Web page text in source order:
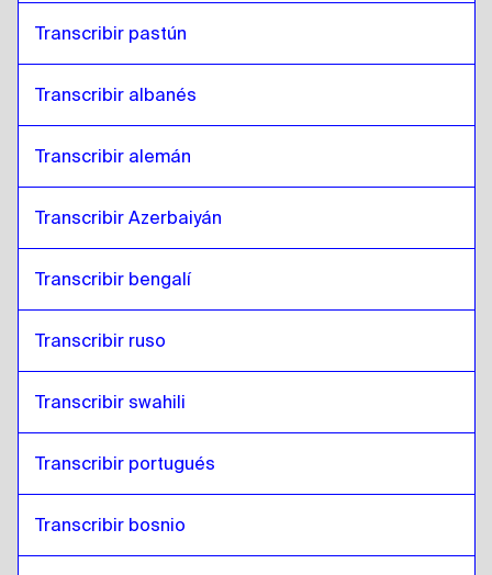
Transcribir pastún
Transcribir albanés
Transcribir alemán
Transcribir Azerbaiyán
Transcribir bengalí
Transcribir ruso
Transcribir swahili
Transcribir portugués
Transcribir bosnio